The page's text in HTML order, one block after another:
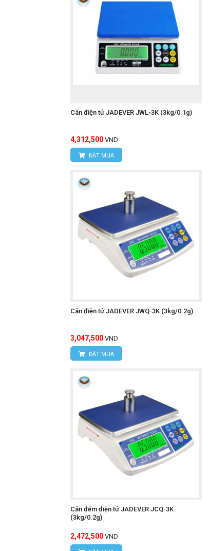
Cân điện tử JADEVER JWL-3K (3kg/0.1g)
4,312,500 VND
ĐẶT MUA
Cân điện tử JADEVER JWQ-3K (3kg/0.2g)
3,047,500 VND
ĐẶT MUA
Cân đếm điện tử JADEVER JCQ-3K
(3kg/0.2g)
2,472,500 VND